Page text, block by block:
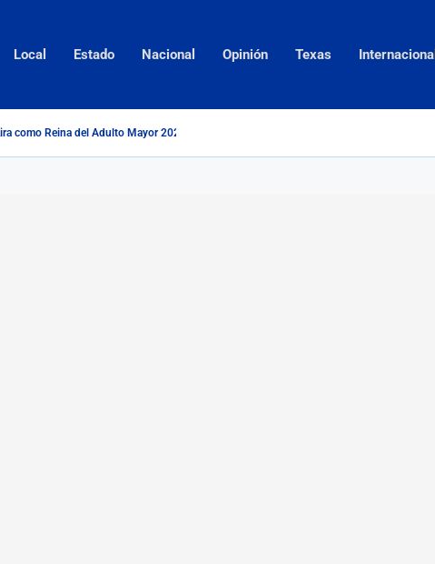
Local Estado Nacional Opinión Texas Internacional
como Reina del Adulto Mayor 2026...